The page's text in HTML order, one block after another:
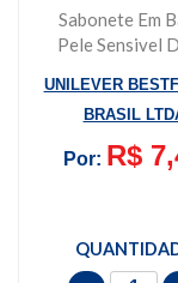
Sabonete Em
Pele Sensivel
UNILEVER
BRASIL
Por: R$